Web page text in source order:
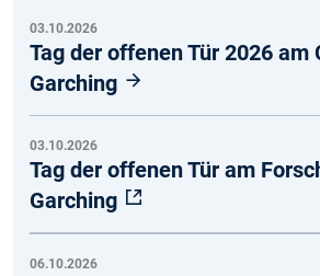
03.10.2026
Tag der offenen Tür 2026 am
Garching
03.10.2026
Tag der offenen Tür am
Garching
06.10.2026